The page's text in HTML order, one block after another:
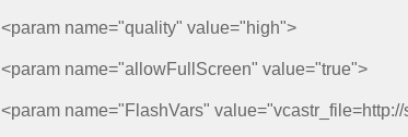
<param name="quality" value="high">
<param name="allowFullScreen" value="true">
<param name="FlashVars"